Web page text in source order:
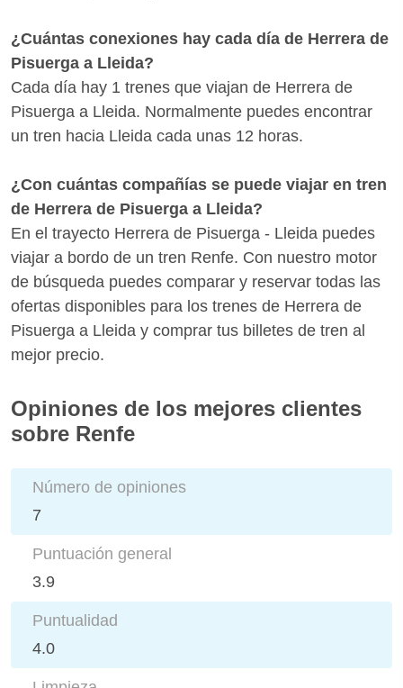
¿Cuántas conexiones hay cada día de Herrera de
Pisuerga a Lleida?
Cada día hay 1 trenes que viajan de Herrera de
Pisuerga a Lleida. Normalmente puedes encontrar
un tren hacia Lleida cada unas 12 horas.
¿Con cuántas compañías se puede viajar en tren
de Herrera de Pisuerga a Lleida?
En el trayecto Herrera de Pisuerga - Lleida puedes
viajar a bordo de un tren Renfe. Con nuestro motor
de búsqueda puedes comparar y reservar todas las
ofertas disponibles para los trenes de Herrera de
Pisuerga a Lleida y comprar tus billetes de tren al
mejor precio.
Opiniones de los mejores clientes
sobre Renfe
Número de opiniones
7
Puntuación general
3.9
Puntualidad
4.0